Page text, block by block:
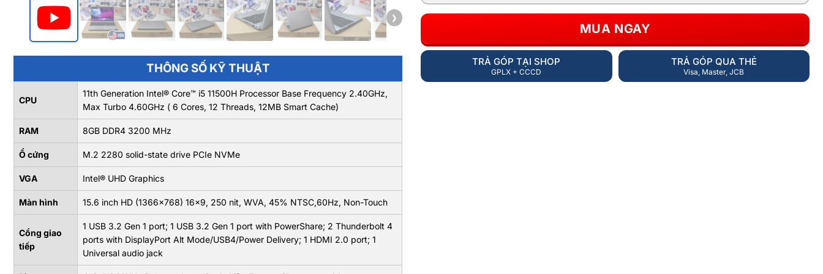
❯
THÔNG SỐ KỸ THUẬT
CPU
11th Generation Intel® Core™ i5 11500H Processor Base Frequency 2.40GHz,
Max Turbo 4.60GHz ( 6 Cores, 12 Threads, 12MB Smart Cache)
RAM 8GB DDR4 3200 MHz
Ổ cứng M.2 2280 solid-state drive PCIe NVMe
VGA Intel® UHD Graphics
Màn hình 15.6 inch HD (1366x768) 16x9, 250 nit, WVA, 45% NTSC,60Hz, Non-Touch
Cổng giao
tiếp
1 USB 3.2 Gen 1 port; 1 USB 3.2 Gen 1 port with PowerShare; 2 Thunderbolt 4
ports with DisplayPort Alt Mode/USB4/Power Delivery; 1 HDMI 2.0 port; 1
Universal audio jack
MUA NGAY
TRẢ GÓP TẠI SHOP
GPLX + CCCD
TRẢ GÓP QUA THẺ
Visa, Master, JCB